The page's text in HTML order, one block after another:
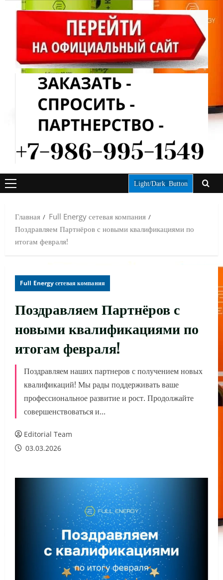
ОСНОВНОЕ
Light/Dark Button
Главная
Full Energy сетевая компания
Поздравляем Партнёров с новыми квалификациями по
итогам февраля!
Full Energy сетевая компания
Поздравляем Партнёров с
новыми квалификациями по
итогам февраля!
Поздравляем наших партнеров с получением новых
квалификаций! Мы рады поддерживать ваше
профессиональное развитие и рост. Продолжайте
совершенствоваться и...
Editorial Team
03.03.2026